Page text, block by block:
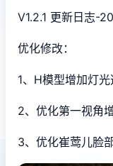
V1.2.1 更新日志-
优化修改：
1、H模型增加灯
2、优化第一视角
3、优化崔莺儿脸